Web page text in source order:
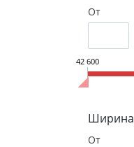
От
42 600
Ширина
От